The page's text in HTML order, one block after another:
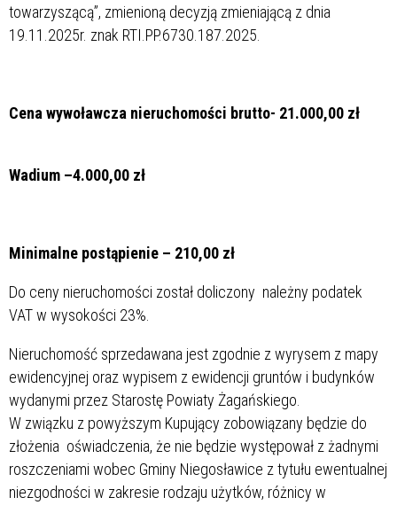
towarzyszącą”, zmienioną decyzją zmieniającą z dnia
19.11.2025r. znak RTI.PP.6730.187.2025.
Cena wywoławcza nieruchomości brutto- 21.000,00 zł
Wadium –4.000,00 zł
Minimalne postąpienie – 210,00 zł
Do ceny nieruchomości został doliczony należny podatek
VAT w wysokości 23%.
Nieruchomość sprzedawana jest zgodnie z wyrysem z mapy
ewidencyjnej oraz wypisem z ewidencji gruntów i budynków
wydanymi przez Starostę Powiaty Żagańskiego.
W związku z powyższym Kupujący zobowiązany będzie do
złożenia oświadczenia, że nie będzie występował z żadnymi
roszczeniami wobec Gminy Niegosławice z tytułu ewentualnej
niezgodności w zakresie rodzaju użytków, różnicy w